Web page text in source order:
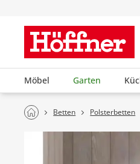
Möbel Garten
Betten Polsterbetten